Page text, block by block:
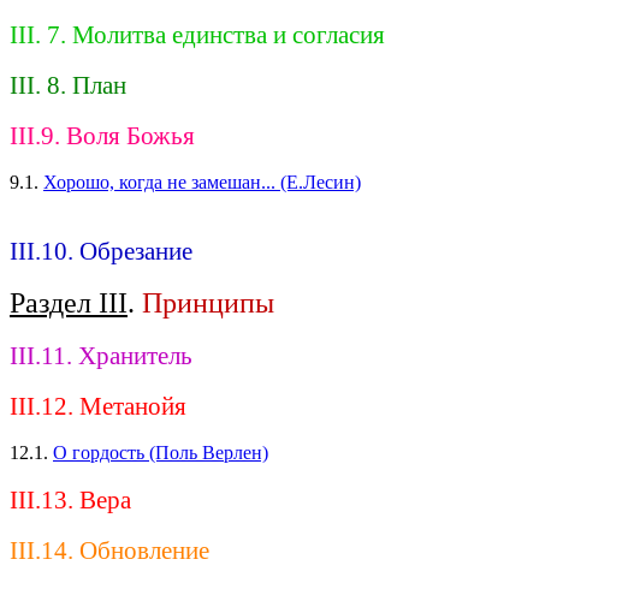
III. 7. Молитва единства и согласия
III. 8. План
III.9. Воля Божья
9.1. Хорошо, когда не замешан... (Е.Лесин)
III.10. Обрезание
Раздел III. Принципы
III.11. Хранитель
III.12. Метанойя
12.1. О гордость (Поль Верлен)
III.13. Вера
III.14. Обновление